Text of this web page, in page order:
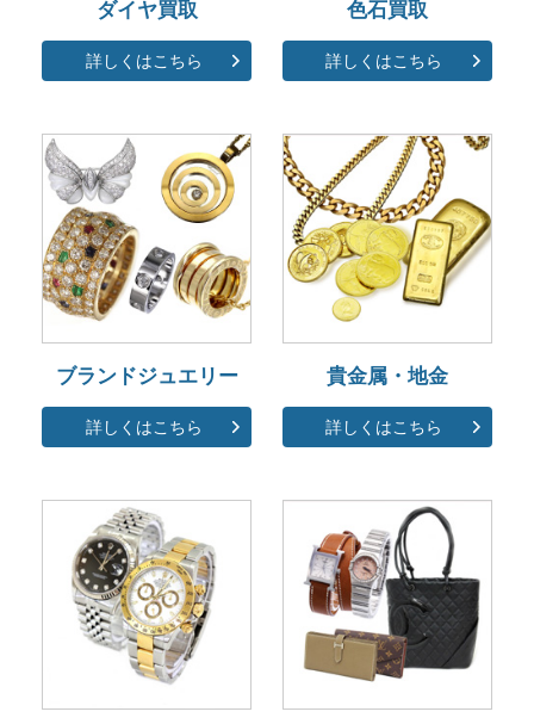
ダイヤ買取
詳しくはこちら
色石買取
詳しくはこちら
ブランドジュエリー
詳しくはこちら
貴金属・地金
詳しくはこちら